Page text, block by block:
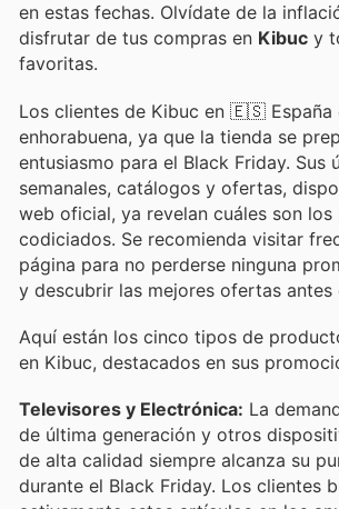
en estas fechas. Olvídate de la
disfrutar de tus compras en Kibuc y
favoritas.
Los clientes de Kibuc en 🇪🇸 España
enhorabuena, ya que la tienda se
entusiasmo para el Black Friday. Sus
semanales, catálogos y ofertas,
web oficial, ya revelan cuáles son
codiciados. Se recomienda visitar
página para no perderse ninguna
y descubrir las mejores ofertas antes
Aquí están los cinco tipos de
en Kibuc, destacados en sus
Televisores y Electrónica: La
de última generación y otros
de alta calidad siempre alcanza su
durante el Black Friday. Los clientes